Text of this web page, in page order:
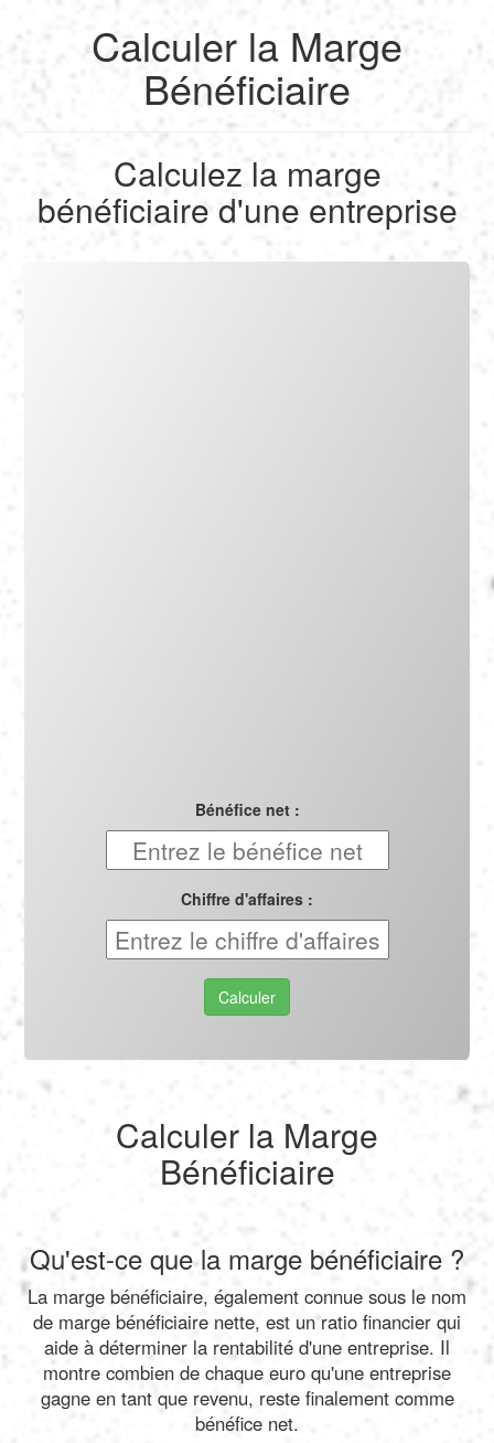
Calculer
Convertir
English
Français
Deutsch
Calculer la Marge
Bénéficiaire
Calculez la marge
bénéficiaire d'une entreprise
Bénéfice net :
Chiffre d'affaires :
Calculer
Calculer la Marge
Bénéficiaire
Qu'est-ce que la marge bénéficiaire ?
La marge bénéficiaire, également connue sous le nom
de marge bénéficiaire nette, est un ratio financier qui
aide à déterminer la rentabilité d'une entreprise. Il
montre combien de chaque euro qu'une entreprise
gagne en tant que revenu, reste finalement comme
bénéfice net.